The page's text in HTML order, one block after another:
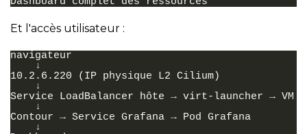
Et l'accès utilisateur :
navigateur
    ↓
10.2.6.220 (IP physique L2 Cilium)
    ↓
Service LoadBalancer hôte → virt-launcher → VM
    ↓
Contour → Service Grafana → Pod Grafana
    ↓